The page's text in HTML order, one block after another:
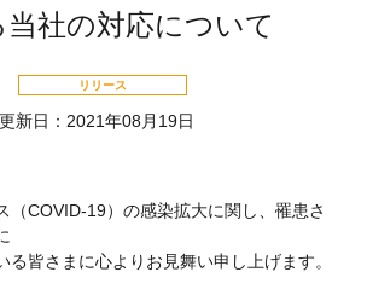
当社の対応について
リリース
更新日：2021年08月19日
（COVID-19）の感染拡大に関し、罹患さ
る皆さまに心よりお見舞い申し上げます。